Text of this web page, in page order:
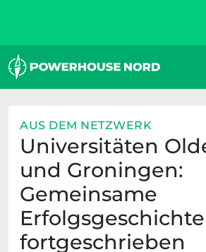
AUS DEM NETZWERK
Universitäten
und Groningen:
Gemeinsame
fortgeschrieben